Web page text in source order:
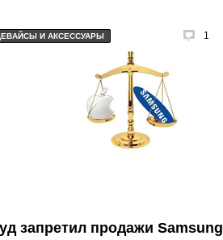
И АКСЕССУАРЫ 1
запретил продажи Samsung